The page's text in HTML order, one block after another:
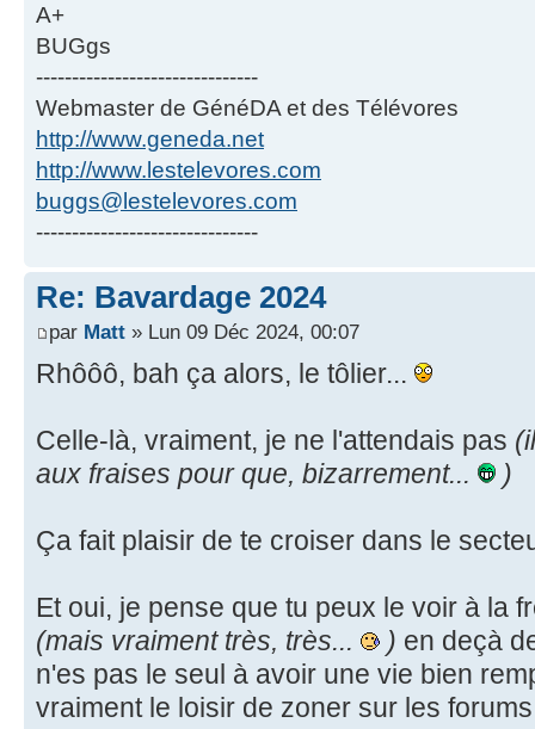
A+
BUGgs
-------------------------------
Webmaster de GénéDA et des Télévores
http://www.geneda.net
http://www.lestelevores.com
buggs@lestelevores.com
-------------------------------
Re: Bavardage 2024
par Matt » Lun 09 Déc 2024, 00:07
Rhôôô, bah ça alors, le tôlier...
Celle-là, vraiment, je ne l'attendais pas
aux fraises pour que, bizarrement...
)
Ça fait plaisir de te croiser dans le
Et oui, je pense que tu peux le voir à la
(mais vraiment très, très...
) en deçà
n'es pas le seul à avoir une vie bien
vraiment le loisir de zoner sur les